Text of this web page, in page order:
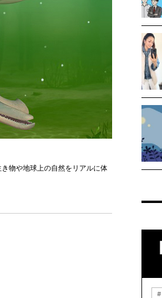
物や地球上の自然をリアルに体